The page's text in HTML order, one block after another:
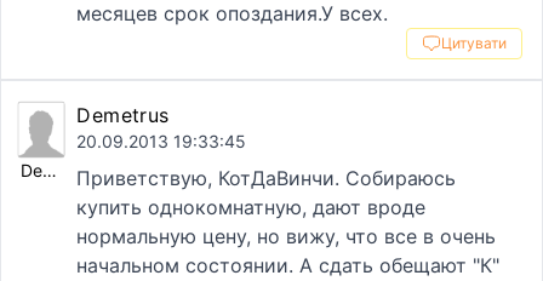
месяцев срок опоздания.У всех.
Цитувати
Demetrus
Demetrus
20.09.2013 19:33:45
Приветствую, КотДаВинчи. Собираюсь
купить однокомнатную, дают вроде
нормальную цену, но вижу, что все в очень
начальном состоянии. А сдать обещают "К"